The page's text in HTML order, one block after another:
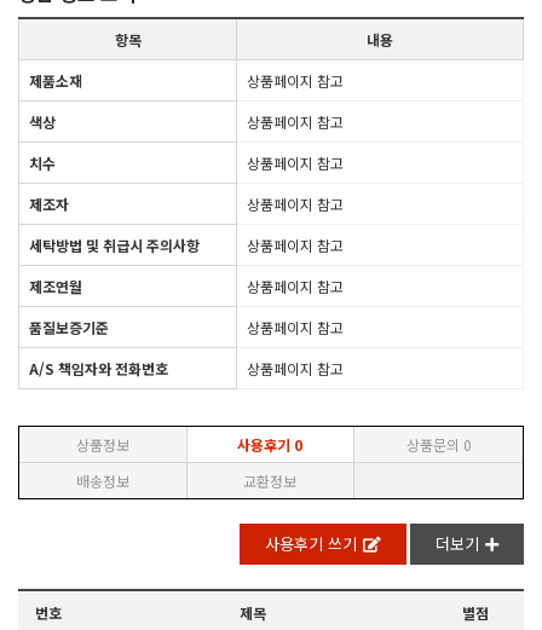
항목
내용
제품소재
상품페이지 참고
색상
상품페이지 참고
치수
상품페이지 참고
제조자
상품페이지 참고
세탁방법 및 취급시 주의사항
상품페이지 참고
제조연월
상품페이지 참고
품질보증기준
상품페이지 참고
A/S 책임자와 전화번호
상품페이지 참고
상품정보 사용후기 0 상품문의 0
배송정보
교환정보
사용후기 쓰기 더보기
번호 제목 별점